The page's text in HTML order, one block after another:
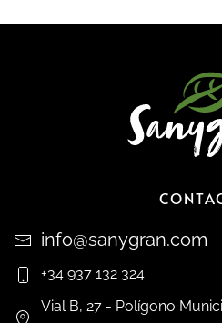
info@sanygran.com
+34 937 132 324
Vial B, 27 - Polígono